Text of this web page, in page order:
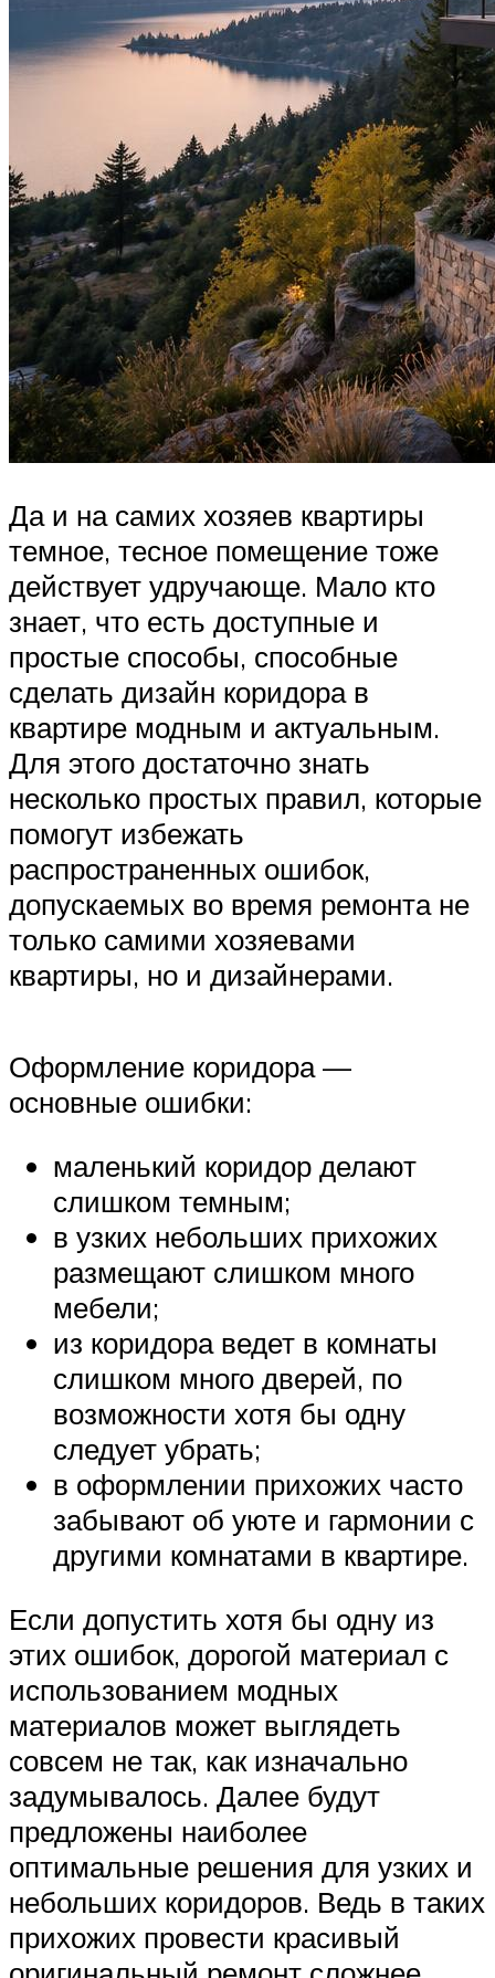
Да и на самих хозяев квартиры
темное, тесное помещение тоже
действует удручающе. Мало кто
знает, что есть доступные и
простые способы, способные
сделать дизайн коридора в
квартире модным и актуальным.
Для этого достаточно знать
несколько простых правил, которые
помогут избежать
распространенных ошибок,
допускаемых во время ремонта не
только самими хозяевами
квартиры, но и дизайнерами.
Оформление коридора —
основные ошибки:
маленький коридор делают
слишком темным;
в узких небольших прихожих
размещают слишком много
мебели;
из коридора ведет в комнаты
слишком много дверей, по
возможности хотя бы одну
следует убрать;
в оформлении прихожих часто
забывают об уюте и гармонии с
другими комнатами в квартире.
Если допустить хотя бы одну из
этих ошибок, дорогой материал с
использованием модных
материалов может выглядеть
совсем не так, как изначально
задумывалось. Далее будут
предложены наиболее
оптимальные решения для узких и
небольших коридоров. Ведь в таких
прихожих провести красивый